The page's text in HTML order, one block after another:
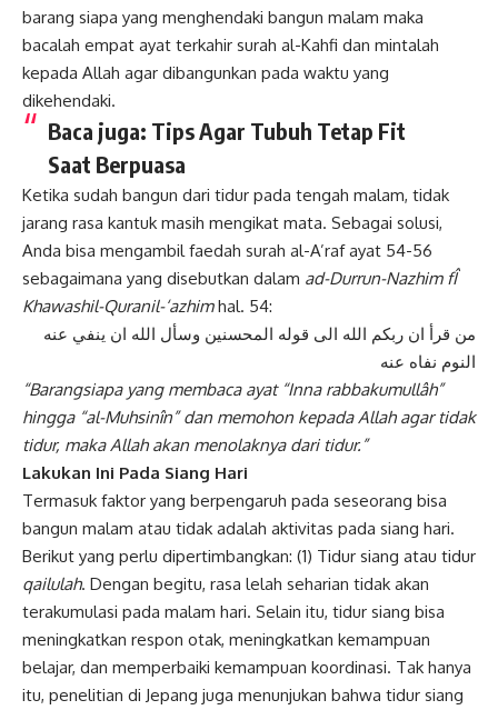
barang siapa yang menghendaki bangun malam maka
bacalah empat ayat terkahir surah al-Kahfi dan mintalah
kepada Allah agar dibangunkan pada waktu yang
dikehendaki.
Baca juga: Tips Agar Tubuh Tetap Fit
Saat Berpuasa
Ketika sudah bangun dari tidur pada tengah malam, tidak
jarang rasa kantuk masih mengikat mata. Sebagai solusi,
Anda bisa mengambil faedah surah al-A’raf ayat 54-56
sebagaimana yang disebutkan dalam ad-Durrun-Nazhim fÎ
Khawashil-Quranil-‘azhimhal. 54:
من قرأ ان ربكم الله الى قوله المحسنين وسأل الله ان ينفي عنه
النوم نفاه عنه
“Barangsiapa yang membaca ayat “Inna rabbakumullâh”
hingga “al-Muhsinîn” dan memohon kepada Allah agar tidak
tidur, maka Allah akan menolaknya dari tidur.”
Lakukan Ini Pada Siang Hari
Termasuk faktor yang berpengaruh pada seseorang bisa
bangun malam atau tidak adalah aktivitas pada siang hari.
Berikut yang perlu dipertimbangkan: (1) Tidur siang atau tidur
qailulah. Dengan begitu, rasa lelah seharian tidak akan
terakumulasi pada malam hari. Selain itu, tidur siang bisa
meningkatkan respon otak, meningkatkan kemampuan
belajar, dan memperbaiki kemampuan koordinasi. Tak hanya
itu, penelitian di Jepang juga menunjukan bahwa tidur siang